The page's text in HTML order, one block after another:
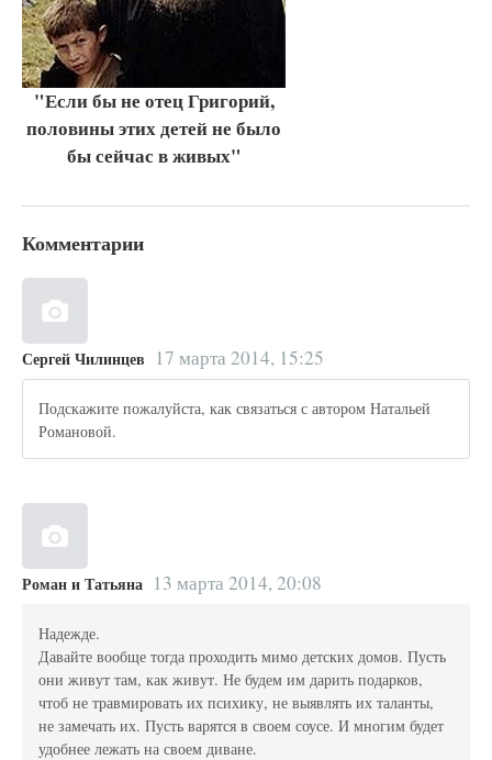
"Если бы не отец Григорий,
половины этих детей не было
бы сейчас в живых"
Комментарии
Сергей Чилинцев 17 марта 2014, 15:25
Подскажите пожалуйста, как связаться с автором Натальей
Романовой.
Роман и Татьяна 13 марта 2014, 20:08
Надежде.
Давайте вообще тогда проходить мимо детских домов. Пусть
они живут там, как живут. Не будем им дарить подарков,
чтоб не травмировать их психику, не выявлять их таланты,
не замечать их. Пусть варятся в своем соусе. И многим будет
удобнее лежать на своем диване.